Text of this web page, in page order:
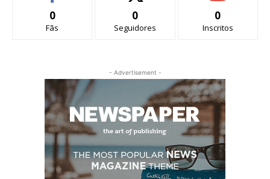
0
Fãs
0
Seguidores
0
Inscritos
- Advertisement -